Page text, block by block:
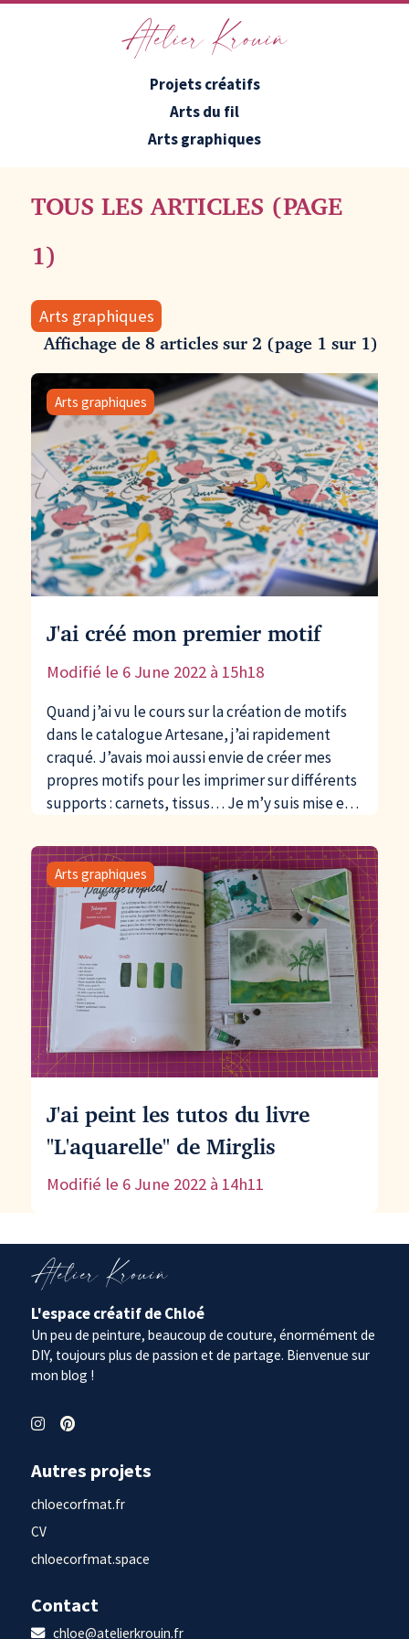
Projets créatifs
Arts du fil
Arts graphiques
Atelier Krouiñ
TOUS LES ARTICLES DE
ARTS
(PAGE
1)
Arts graphiques
Affichage de 8 articles sur 2 (page 1 sur 1)
J'ai créé mon premier motif
Modifié le 6 June 2022 à 15h18
Quand j’ai vu le cours sur la création de motifs
dans le catalogue Artesane, j’ai rapidement
craqué. J’avais moi aussi envie de créer mes
propres motifs pour les imprimer sur différents
supports : carnets, tissus… Je m’y suis mise en
Arts graphiques
J'ai peint les tutos du livre
"L'aquarelle" de Mirglis
Modifié le 6 June 2022 à 14h11
Arts graphiques
Atelier Krouiñ
L'espace créatif de Chloé
Un peu de peinture, beaucoup de couture, énormément de
DIY, toujours plus de passion et de partage. Bienvenue sur
mon blog !
Autres projets
chloecorfmat.fr
CV
chloecorfmat.space
Contact
chloe@atelierkrouin.fr